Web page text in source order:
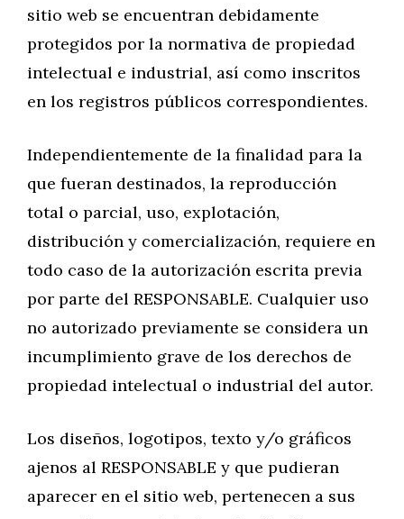
sitio web se encuentran debidamente
protegidos por la normativa de propiedad
intelectual e industrial, así como inscritos
en los registros públicos correspondientes.
Independientemente de la finalidad para la
que fueran destinados, la reproducción
total o parcial, uso, explotación,
distribución y comercialización, requiere en
todo caso de la autorización escrita previa
por parte del RESPONSABLE. Cualquier uso
no autorizado previamente se considera un
incumplimiento grave de los derechos de
propiedad intelectual o industrial del autor.
Los diseños, logotipos, texto y/o gráficos
ajenos al RESPONSABLE y que pudieran
aparecer en el sitio web, pertenecen a sus